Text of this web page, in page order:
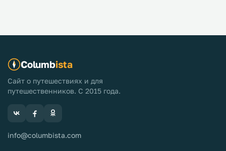
Columbista
Сайт о путешествиях и для
путешественников. С 2015 года.
info@columbista.com